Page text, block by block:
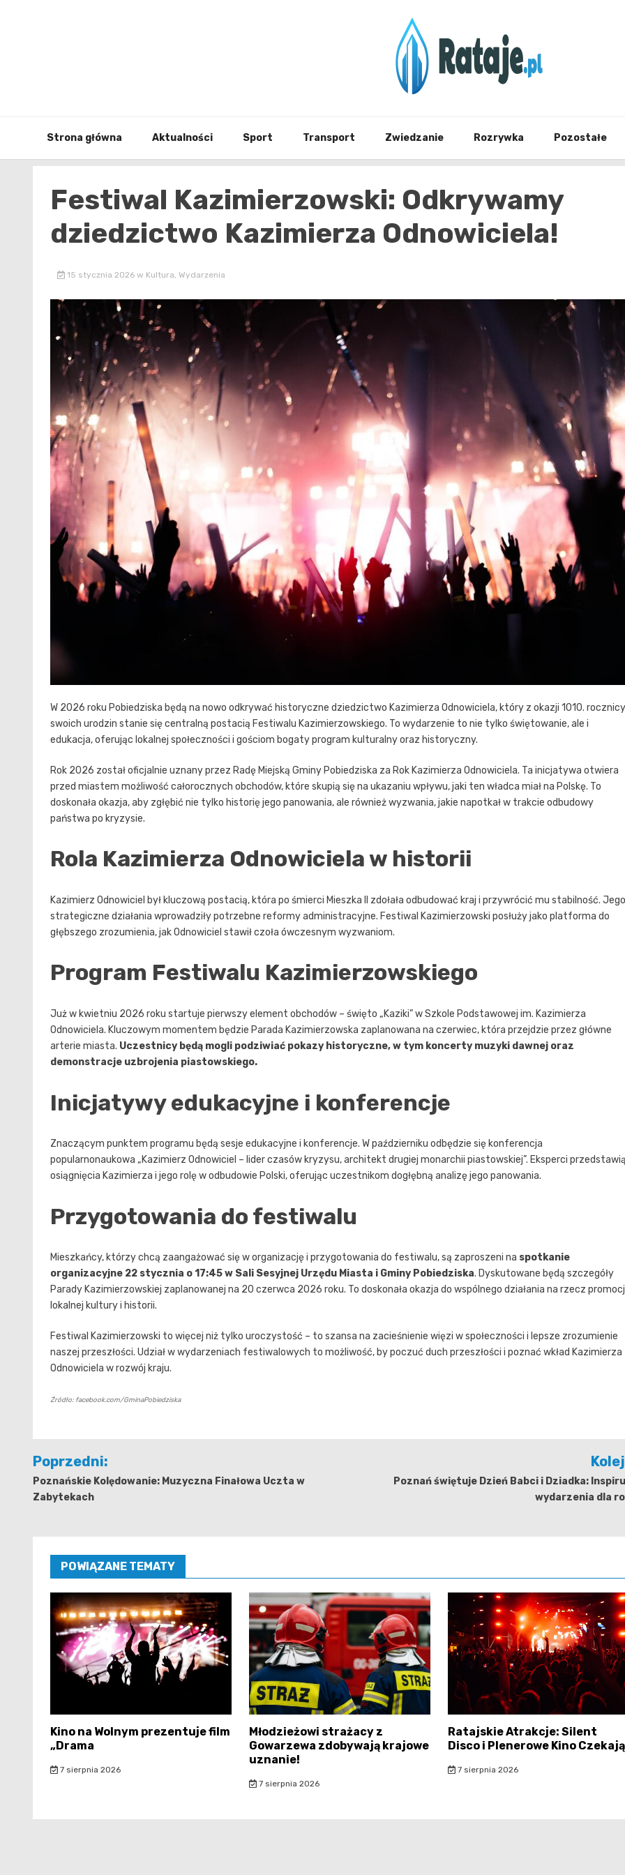
Strona główna Aktualności Sport Transport Zwiedzanie Rozrywka Pozostałe
Festiwal Kazimierzowski: Odkrywamy
dziedzictwo Kazimierza Odnowiciela!
15 stycznia 2026 w Kultura, Wydarzenia
W 2026 roku Pobiedziska będą na nowo odkrywać historyczne dziedzictwo Kazimierza Odnowiciela, który z okazji 1010. rocznicy
swoich urodzin stanie się centralną postacią Festiwalu Kazimierzowskiego. To wydarzenie to nie tylko świętowanie, ale i
edukacja, oferując lokalnej społeczności i gościom bogaty program kulturalny oraz historyczny.
Rok 2026 został oficjalnie uznany przez Radę Miejską Gminy Pobiedziska za Rok Kazimierza Odnowiciela. Ta inicjatywa otwiera
przed miastem możliwość całorocznych obchodów, które skupią się na ukazaniu wpływu, jaki ten władca miał na Polskę. To
doskonała okazja, aby zgłębić nie tylko historię jego panowania, ale również wyzwania, jakie napotkał w trakcie odbudowy
państwa po kryzysie.
Rola Kazimierza Odnowiciela w historii
Kazimierz Odnowiciel był kluczową postacią, która po śmierci Mieszka II zdołała odbudować kraj i przywrócić mu stabilność. Jego
strategiczne działania wprowadziły potrzebne reformy administracyjne. Festiwal Kazimierzowski posłuży jako platforma do
głębszego zrozumienia, jak Odnowiciel stawił czoła ówczesnym wyzwaniom.
Program Festiwalu Kazimierzowskiego
Już w kwietniu 2026 roku startuje pierwszy element obchodów – święto „Kaziki” w Szkole Podstawowej im. Kazimierza
Odnowiciela. Kluczowym momentem będzie Parada Kazimierzowska zaplanowana na czerwiec, która przejdzie przez główne
arterie miasta. Uczestnicy będą mogli podziwiać pokazy historyczne, w tym koncerty muzyki dawnej oraz
demonstracje uzbrojenia piastowskiego.
Inicjatywy edukacyjne i konferencje
Znaczącym punktem programu będą sesje edukacyjne i konferencje. W październiku odbędzie się konferencja
popularnonaukowa „Kazimierz Odnowiciel – lider czasów kryzysu, architekt drugiej monarchii piastowskiej”. Eksperci
osiągnięcia Kazimierza i jego rolę w odbudowie Polski, oferując uczestnikom dogłębną analizę jego panowania.
Przygotowania do festiwalu
Mieszkańcy, którzy chcą zaangażować się w organizację i przygotowania do festiwalu, są zaproszeni na spotkanie
organizacyjne 22 stycznia o 17:45 w Sali Sesyjnej Urzędu Miasta i Gminy Pobiedziska. Dyskutowane będą szczegóły
Parady Kazimierzowskiej zaplanowanej na 20 czerwca 2026 roku. To doskonała okazja do wspólnego działania na rzecz
lokalnej kultury i historii.
Festiwal Kazimierzowski to więcej niż tylko uroczystość – to szansa na zacieśnienie więzi w społeczności i lepsze zrozumienie
naszej przeszłości. Udział w wydarzeniach festiwalowych to możliwość, by poczuć duch przeszłości i poznać wkład Kazimierza
Odnowiciela w rozwój kraju.
Źródło: facebook.com/GminaPobiedziska
Nawigacja
wpisu
Poprzedni:
Poznańskie Kolędowanie: Muzyczna Finałowa Uczta w
Zabytekach
Poznań świętuje Dzień Babci i Dziadka:
wydarzenia dla
POWIĄZANE TEMATY
Kino na Wolnym prezentuje film
„Drama
7 sierpnia 2026
Młodzieżowi strażacy z
Gowarzewa zdobywają krajowe
uznanie!
7 sierpnia 2026
Ratajskie Atrakcje: Silent
Disco i Plenerowe Kino
7 sierpnia 2026